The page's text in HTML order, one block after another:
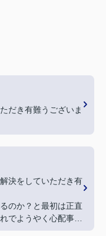
だき有難うございま
決をしていただき有
のか？と最初は正直
でようやく心配事が